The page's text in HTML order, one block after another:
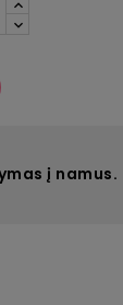
į namus.